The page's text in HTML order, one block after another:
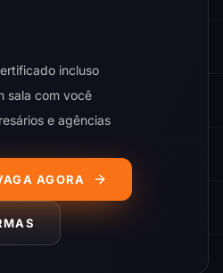
incluso
sala com você
e agências
AGORA